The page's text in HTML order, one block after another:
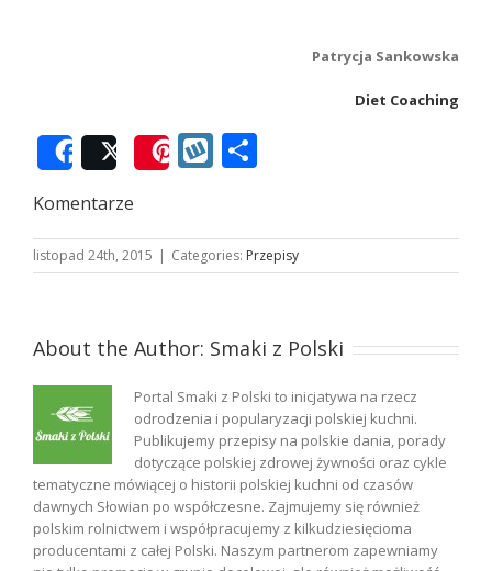
Patrycja Sankowska
Diet Coaching
SharePost SaveWykop
Komentarze
listopad 24th, 2015 | Categories: Przepisy
About the Author: Smaki z Polski
Portal Smaki z Polski to inicjatywa na rzecz
odrodzenia i popularyzacji polskiej kuchni.
Publikujemy przepisy na polskie dania, porady
dotyczące polskiej zdrowej żywności oraz cykle
tematyczne mówiącej o historii polskiej kuchni od czasów
dawnych Słowian po współczesne. Zajmujemy się również
polskim rolnictwem i współpracujemy z kilkudziesięcioma
producentami z całej Polski. Naszym partnerom zapewniamy